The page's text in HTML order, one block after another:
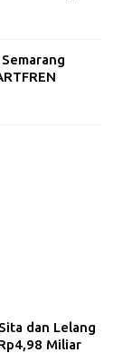
dan Lelang
Miliar